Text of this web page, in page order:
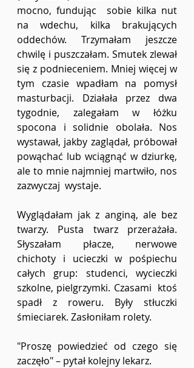
mocno, fundując  sobie kilka nut
na wdechu, kilka brakujących
oddechów. Trzymałam jeszcze
chwilę i puszczałam. Smutek zlewał
się z podnieceniem. Mniej więcej w
tym czasie wpadłam na pomysł
masturbacji. Działała przez dwa
tygodnie, zalegałam w łóżku
spocona i solidnie obolała. Nos
wystawał, jakby zaglądał, próbował
powąchać lub wciągnąć w dziurkę,
ale to mnie najmniej martwiło, nos
zazwyczaj  wystaje.
Wyglądałam jak z anginą, ale bez
twarzy. Pusta twarz przerażała.
Słyszałam płacze, nerwowe
chichoty i ucieczki w pośpiechu
całych grup: studenci, wycieczki
szkolne, pielgrzymki. Czasami  ktoś
spadł z roweru. Były stłuczki
śmieciarek. Zasłoniłam rolety.
"Proszę powiedzieć od czego się
zaczęło" – pytał kolejny lekarz.